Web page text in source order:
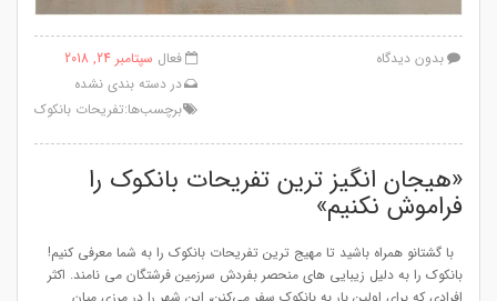
فعال سپتامبر 24, 2018
در دسته بندی نشده
برچسب‌ها:تفریحات بانکوک
بدون دیدگاه
«هیجان انگیز ترین تفریحات بانکوک را
فراموش نکنیم»
با گشتانو همراه باشید تا مهیج ترین تفریحات بانکوک را به شما معرفی کنیم!
بانکوک را به دلیل زیبایی های منحصر بفردش سرزمین فرشتگان می نامند. اکثر